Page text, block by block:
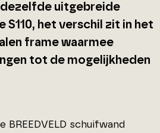
uitgebreide
S110, het verschil zit in het
frame waarmee
tot de mogelijkheden
BREEDVELD schuifwand